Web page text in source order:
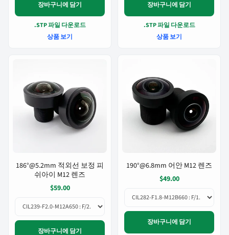
장바구니에 담기
.STP 파일 다운로드
상품 보기
장바구니에 담기
.STP 파일 다운로드
상품 보기
186°@5.2mm 적외선 보정 피
쉬아이 M12 렌즈
$59.00
장바구니에 담기
190°@6.8mm 어안 M12 렌즈
$49.00
장바구니에 담기